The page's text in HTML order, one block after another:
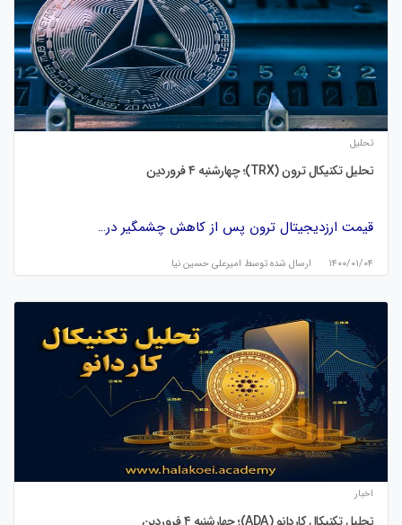
تحلیل
تحلیل تکنیکال ترون (TRX)؛ چهارشنبه ۴ فروردین
قیمت ارزدیجیتال ترون پس از کاهش چشمگیر در…
۱۴۰۰/۰۱/۰۴ ارسال شده توسط امیرعلی حسین نیا
اخبار